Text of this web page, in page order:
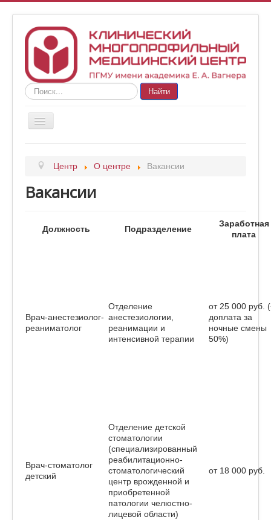
Искать... Найти
О центре
Подразделения
Платные услуги
Центр О центре Вакансии
Вакансии
Должность Подразделение
Заработная
плата
Врач-анестезиолог-
реаниматолог
Отделение
анестезиологии,
реанимации и
интенсивной терапии
от 25 000 руб.
доплата за
ночные смены
50%)
Врач-стоматолог
детский
Отделение детской
стоматологии
(специализированный
реабилитационно-
стоматологический
центр врожденной и
приобретенной
патологии челюстно-
лицевой области)
от 18 000 руб.